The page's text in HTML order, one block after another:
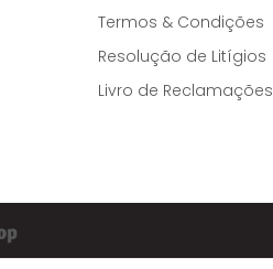
Termos & Condições
Resolução de Litígios
Livro de Reclamações